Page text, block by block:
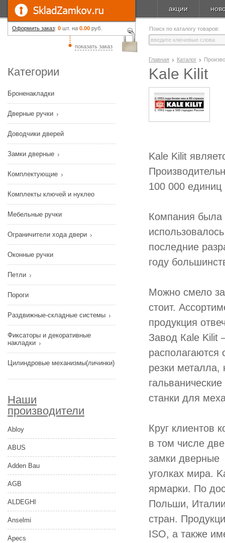
Оформить заказ: 0 шт. на 0.00 руб.
показать заказ
акции
Поиск по каталогу товаров:
Категории
Броненакладки
Дверные ручки
Доводчики дверей
Замки дверные
Комплектующие
Комплекты ключей и нуклео
Мебельные ручки
Ограничители хода двери
Оконные ручки
Петли
Пороги
Раздвижные-складные системы
Фиксаторы и декоративные
накладки
Цилиндровые механизмы(личинки)
Наши
производители
Abloy
ABUS
Adden Bau
AGB
ALDEGHI
Anselmi
Apecs
Главная Каталог
Kale Kilit
Kale Kilit
100 000 единиц
Компания была
последние
году
Можно смело
стоит.
продукция
Завод Кale Kilit
резки
станки для
Круг клиентов
в том числе
замки дверные
уголках мира.
ярмарки. По
Польши,
стран.
ISO, а также